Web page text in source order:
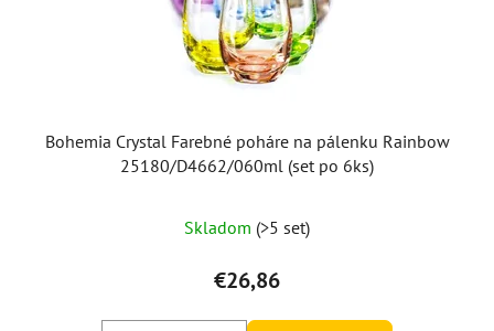
Bohemia Crystal Farebné poháre na pálenku Rainbow
25180/D4662/060ml (set po 6ks)
Skladom (>5 set)
€26,86